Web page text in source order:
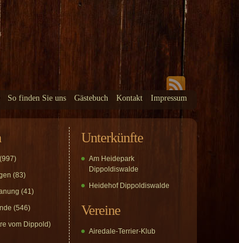
So finden Sie uns Gästebuch Kontakt Impressum
(997)
(83)
(41)
(546)
vom Dippold)
Unterkünfte
Am Heidepark
Dippoldiswalde
Heidehof Dippoldiswalde
Vereine
Airedale-Terrier-Klub